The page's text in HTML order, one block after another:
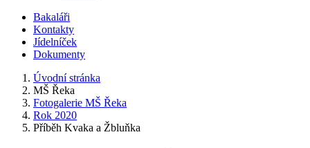
Bakaláři
Kontakty
Jídelníček
Dokumenty
Úvodní stránka
MŠ Řeka
Fotogalerie MŠ Řeka
Rok 2020
Příběh Kvaka a Žbluňka